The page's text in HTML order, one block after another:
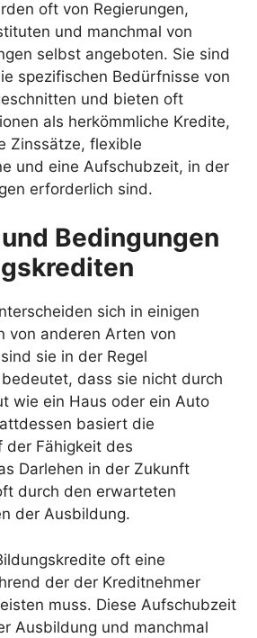
oft von Regierungen,
und manchmal von
selbst angeboten. Sie sind
spezifischen Bedürfnisse von
und bieten oft
als herkömmliche Kredite,
Zinssätze, flexible
und eine Aufschubzeit, in der
erforderlich sind.
Bedingungen
sich in einigen
von anderen Arten von
sie in der Regel
dass sie nicht durch
wie ein Haus oder ein Auto
basiert die
der Fähigkeit des
Darlehen in der Zukunft
durch den erwarteten
der Ausbildung.
oft eine
der der Kreditnehmer
muss. Diese Aufschubzeit
Ausbildung und manchmal